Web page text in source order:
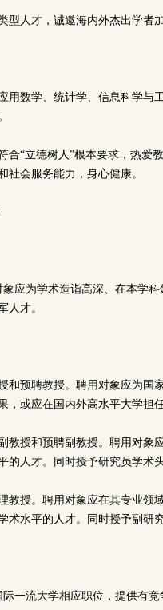
型人才，诚邀海内外杰出学者
用数学、统计学、信息科学与
合“立德树人”根本要求，热爱
社会服务能力，身心健康。
象应为学术造诣高深、在本学
人才。
和预聘教授。聘用对象应为国
，或应在国内外高水平大学担
教授和预聘副教授。聘用对象
的人才。同时授予研究员学术
教授。聘用对象应在其专业领
术水平的人才。同时授予副研
际一流大学相应职位，提供有竞